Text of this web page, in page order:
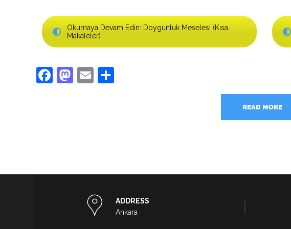
Okumaya Devam Edin: Doygunluk Meselesi (Kısa
Makaleler)
Facebook
Mastodon
Email
READ MORE
ADDRESS
Ankara